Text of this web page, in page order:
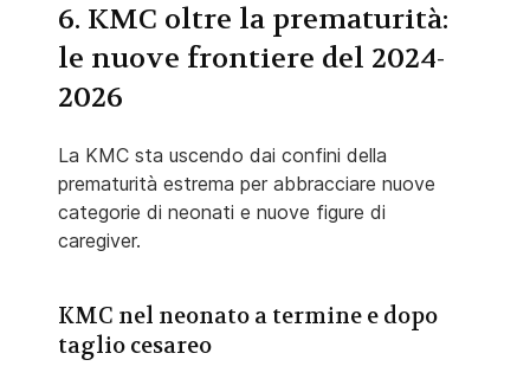
6. KMC oltre la prematurità:
le nuove frontiere del 2024-
2026
La KMC sta uscendo dai confini della
prematurità estrema per abbracciare nuove
categorie di neonati e nuove figure di
caregiver.
KMC nel neonato a termine e dopo
taglio cesareo